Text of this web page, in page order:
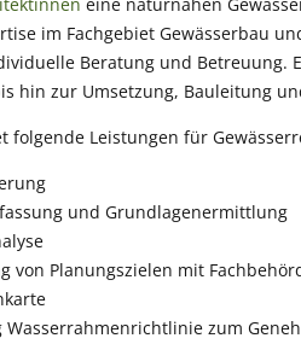
im Fachgebiet Gewässerbau
Beratung und Betreuung.
hin zur Umsetzung, Bauleitung
folgende Leistungen für
und Grundlagenermittlung
von Planungszielen mit
Wasserrahmenrichtlinie zum